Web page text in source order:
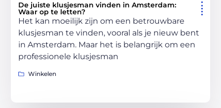
De juiste klusjesman vinden in Amsterdam:
Waar op te letten?
Het kan moeilijk zijn om een betrouwbare
klusjesman te vinden, vooral als je nieuw bent
in Amsterdam. Maar het is belangrijk om een
professionele klusjesman
Winkelen